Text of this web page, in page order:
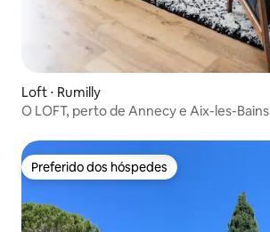
Loft ⋅ Rumilly
O LOFT, perto de Annecy e Aix-les-Bains
Preferido dos hóspedes
Preferido dos hóspedes